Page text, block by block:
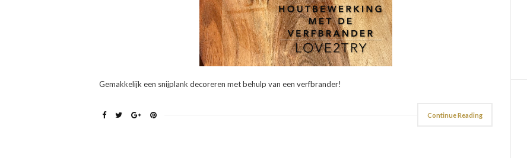
Gemakkelijk een snijplank decoreren met behulp van een verfbrander!
Continue Reading